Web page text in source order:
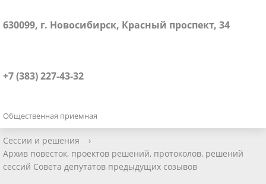
630099, г. Новосибирск, Красный проспект, 34
+7 (383) 227-43-32
Общественная приемная
Сессии и решения
›
Архив повесток, проектов решений, протоколов, решений
сессий Совета депутатов предыдущих созывов